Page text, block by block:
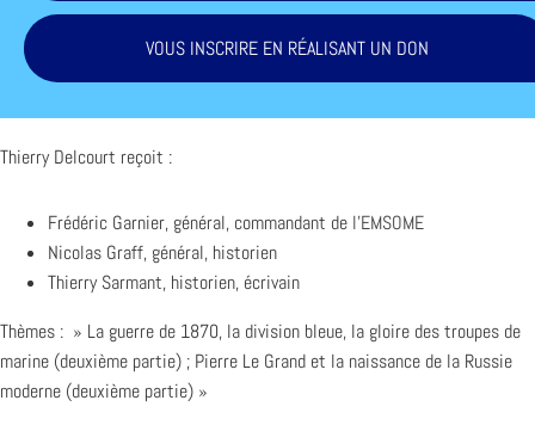
VOUS INSCRIRE EN RÉALISANT UN DON
Thierry Delcourt reçoit :
Frédéric Garnier, général, commandant de l’EMSOME
Nicolas Graff, général, historien
Thierry Sarmant, historien, écrivain
Thèmes : » La guerre de 1870, la division bleue, la gloire des troupes de
marine (deuxième partie) ; Pierre Le Grand et la naissance de la Russie
moderne (deuxième partie) »